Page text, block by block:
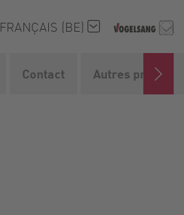
FRANÇAIS (BE)
Contact Autres produits